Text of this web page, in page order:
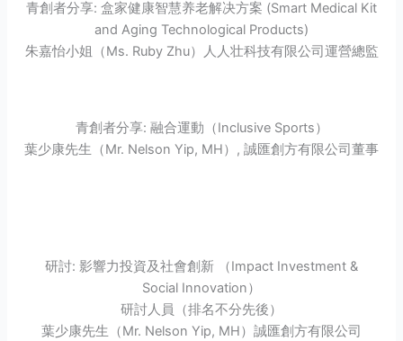
青創者分享: 盒家健康智慧养老解决方案 (Smart Medical Kit
and Aging Technological Products)
朱嘉怡小姐（Ms. Ruby Zhu）人人壮科技有限公司運營總監
青創者分享: 融合運動（Inclusive Sports）
葉少康先生（Mr. Nelson Yip, MH）, 誠匯創方有限公司董事
研討: 影響力投資及社會創新 （Impact Investment &
Social Innovation）
研討人員（排名不分先後）
葉少康先生（Mr. Nelson Yip, MH）誠匯創方有限公司